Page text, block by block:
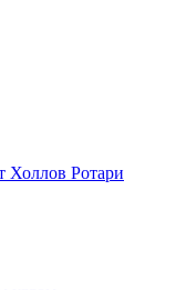
Ротари